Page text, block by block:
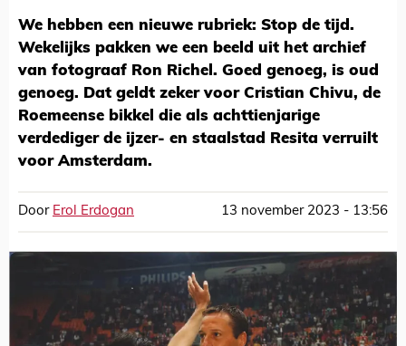
We hebben een nieuwe rubriek: Stop de tijd.
Wekelijks pakken we een beeld uit het archief
van fotograaf Ron Richel. Goed genoeg, is oud
genoeg. Dat geldt zeker voor Cristian Chivu, de
Roemeense bikkel die als achttienjarige
verdediger de ijzer- en staalstad Resita verruilt
voor Amsterdam.
Door Erol Erdogan 13 november 2023 - 13:56